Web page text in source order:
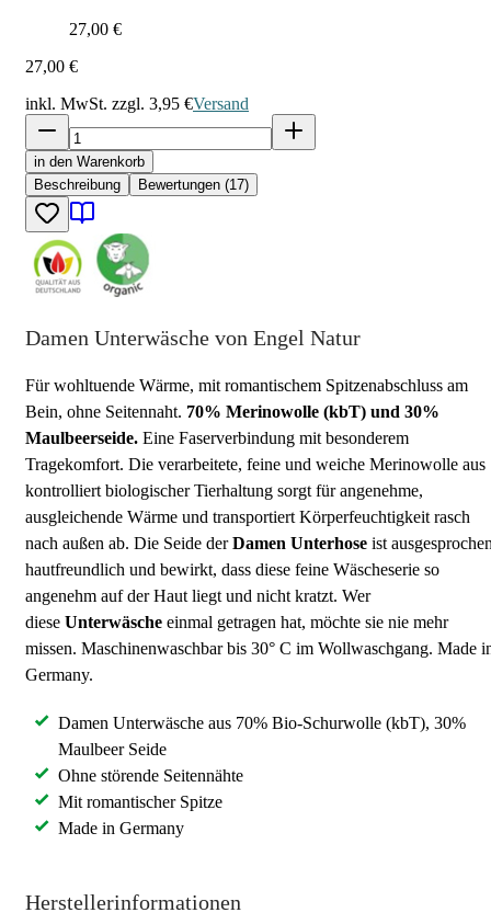
27,00 €
27,00 €
inkl. MwSt. zzgl. 3,95 €Versand
in den Warenkorb
Beschreibung
Bewertungen (17)
Damen Unterwäsche von Engel Natur
Für wohltuende Wärme, mit romantischem Spitzenabschluss am
Bein, ohne Seitennaht. 70% Merinowolle (kbT) und 30%
Maulbeerseide. Eine Faserverbindung mit besonderem
Tragekomfort. Die verarbeitete, feine und weiche Merinowolle aus
kontrolliert biologischer Tierhaltung sorgt für angenehme,
ausgleichende Wärme und transportiert Körperfeuchtigkeit rasch
nach außen ab. Die Seide derDamen Unterhose ist
hautfreundlich und bewirkt, dass diese feine Wäscheserie so
angenehm auf der Haut liegt und nicht kratzt. Wer
diese Unterwäsche einmal getragen hat, möchte sie nie mehr
missen. Maschinenwaschbar bis 30° C im Wollwaschgang. Made
Germany.
Damen Unterwäsche aus 70% Bio-Schurwolle (kbT), 30%
Maulbeer Seide
Ohne störende Seitennähte
Mit romantischer Spitze
Made in Germany
Herstellerinformationen